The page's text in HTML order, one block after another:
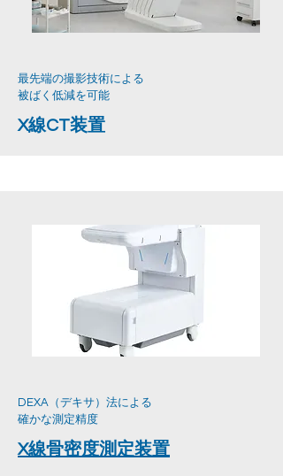
最先端の撮影技術による
被ばく低減を可能
X線CT装置
DEXA（デキサ）法による
確かな測定精度
X線骨密度測定装置